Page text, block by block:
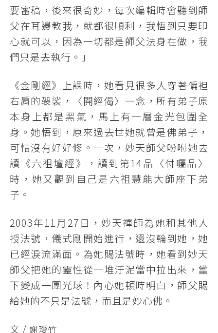
要審稿，後來很奇妙，每次編輯時會聽到師
父在耳邊教我，就都很順利，我悟到只要印
心就可以，因為一切都是師父法身在做，我
們只是去執行。」
《金剛經》上課時，她看見很多人穿著偏袒
右肩的袈裟，〈開經偈〉一念，所有弟子原
本身上都是黑氣，馬上有一層金光包圍全
身。她悟到，原來過去世她就曾是佛弟子，
可惜沒有好好修。一次，妙天師父吩咐她去
讀《六祖壇經》，讀到第14品〈付囑品〉
時，她又觀到自己是六祖慧能大師座下弟
子。
2003年11月27日，妙天禪師為她和其他人
授法號，儀式剛開始進行，還沒輪到她，她
已經淚流滿面。為她賜法號時，她看到妙天
師父把她的靈性從一堆汙泥當中拉出來，當
下變成一團光球！內心她頓時明白，師父賜
給她的不只是法號，而且是妙心佛。
文 / 謝璦竹